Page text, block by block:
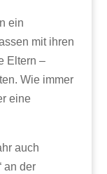
ein
mit ihren
Eltern –
Wie immer
eine
auch
an der